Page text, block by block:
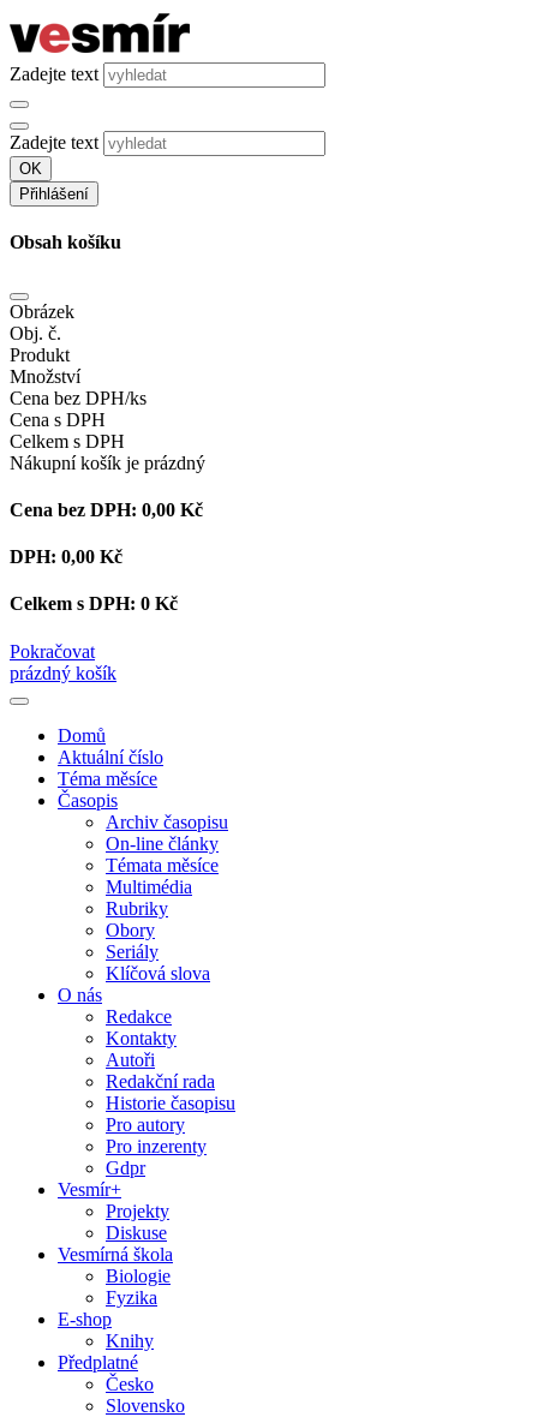
Zadejte text
Zadejte text
OK
Přihlášení
Obsah košíku
Obrázek
Obj. č.
Produkt
Množství
Cena bez DPH/ks
Cena s DPH
Celkem s DPH
Nákupní košík je prázdný
Cena bez DPH: 0,00 Kč
DPH: 0,00 Kč
Celkem s DPH: 0 Kč
Pokračovat
prázdný košík
Domů
Aktuální číslo
Téma měsíce
Časopis
Archiv časopisu
On-line články
Témata měsíce
Multimédia
Rubriky
Obory
Seriály
Klíčová slova
O nás
Redakce
Kontakty
Autoři
Redakční rada
Historie časopisu
Pro autory
Pro inzerenty
Gdpr
Vesmír+
Projekty
Diskuse
Vesmírná škola
Biologie
Fyzika
E-shop
Knihy
Předplatné
Česko
Slovensko